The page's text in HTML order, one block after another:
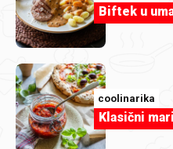
Schwarzwald
Biftek u
coolinarika
Klasični